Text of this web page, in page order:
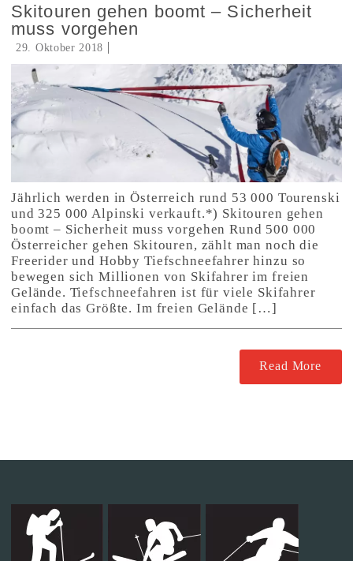
Skitouren gehen boomt – Sicherheit
muss vorgehen
29. Oktober 2018
Jährlich werden in Österreich rund 53 000 Tourenski
und 325 000 Alpinski verkauft.*) Skitouren gehen
boomt – Sicherheit muss vorgehen Rund 500 000
Österreicher gehen Skitouren, zählt man noch die
Freerider und Hobby Tiefschneefahrer hinzu so
bewegen sich Millionen von Skifahrer im freien
Gelände. Tiefschneefahren ist für viele Skifahrer
einfach das Größte. Im freien Gelände […]
Read More